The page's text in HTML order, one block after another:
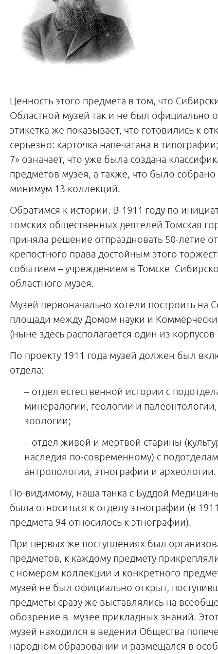
Ценность этого предмета в том, что
Областной музей так и не был официально
этикетка же показывает, что готовились к
серьезно: карточка напечатана в
7» означает, что уже была создана
предметов музея, а также, что было собрано
минимум 13 коллекций.
Обратимся к истории. В 1911 году по
томских общественных деятелей Томская
приняла решение отпраздновать 50-летие
крепостного права достойным этого
событием – учреждением в Томске
областного музея.
Музей первоначально хотели построить на
площади между Домом науки и
(ныне здесь располагается один из
По проекту 1911 года музей должен был
отдела:
– отдел естественной истории с
минералогии, геологии и
зоологии;
– отдел живой и мертвой старины
наследия по-современному) с
антропологии, этнографии и археологии.
По-видимому, наша танка с Буддой
была относиться к отделу этнографии (в
предмета 94 относилось к этнографии).
При первых же поступлениях был
предметов, к каждому предмету
с номером коллекции и конкретного
музей не был официально открыт,
предметы сразу же выставлялись на
обозрение в музее прикладных знаний.
музей находился в ведении Общества
народном образовании и размещался в